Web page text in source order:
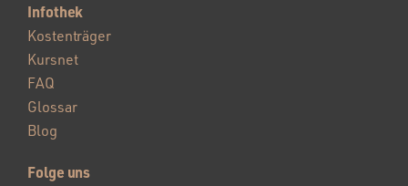
Infothek
Kostenträger
Kursnet
FAQ
Glossar
Blog
Folge uns